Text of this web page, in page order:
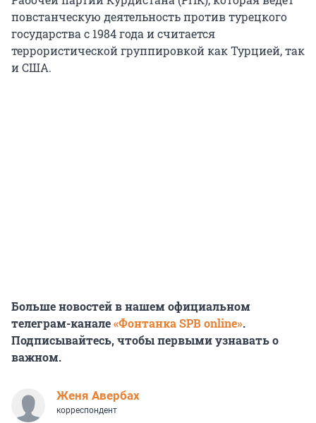
повстанческую деятельность против турецкого
государства с 1984 года и считается
террористической группировкой как Турцией, так
и США.
Больше новостей в нашем официальном
телеграм-канале«Фонтанка SPB online».
Подписывайтесь, чтобы первыми узнавать о
важном.
Женя Авербах
корреспондент